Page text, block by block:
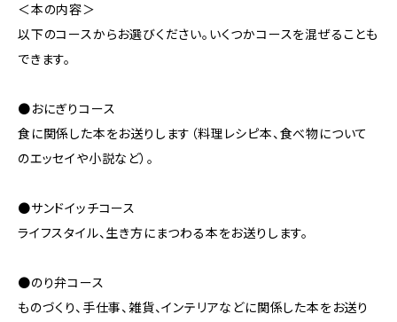
＜本の内容＞
以下のコースからお選びください。いくつかコースを混ぜることも
できます。
●おにぎりコース
食に関係した本をお送りします（料理レシピ本、食べ物について
のエッセイや小説など）。
●サンドイッチコース
ライフスタイル、生き方にまつわる本をお送りします。
●のり弁コース
ものづくり、手仕事、雑貨、インテリアなどに関係した本をお送り